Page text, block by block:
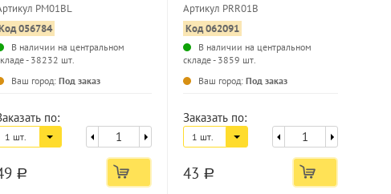
PM01BL
056784
В наличии на центральном
- 38232 шт.
Ваш город: Под заказ
по:
1 шт.
a
Артикул PRR01B
Код 062091
В наличии на центральном
складе - 3859 шт.
Ваш город: Под заказ
Заказать по:
1 шт.
43 a